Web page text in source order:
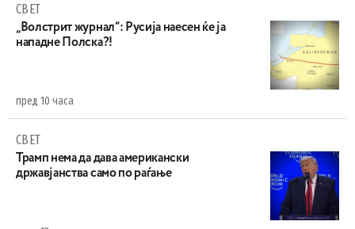
СВЕТ
„Волстрит журнал“: Русија наесен ќе ја
нападне Полска?!
пред 10 часа
СВЕТ
Трамп нема да дава американски
државјанства само по раѓање